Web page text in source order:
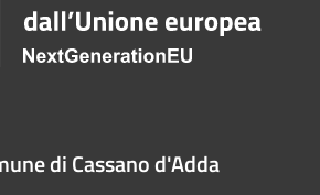
di Cassano d'Adda